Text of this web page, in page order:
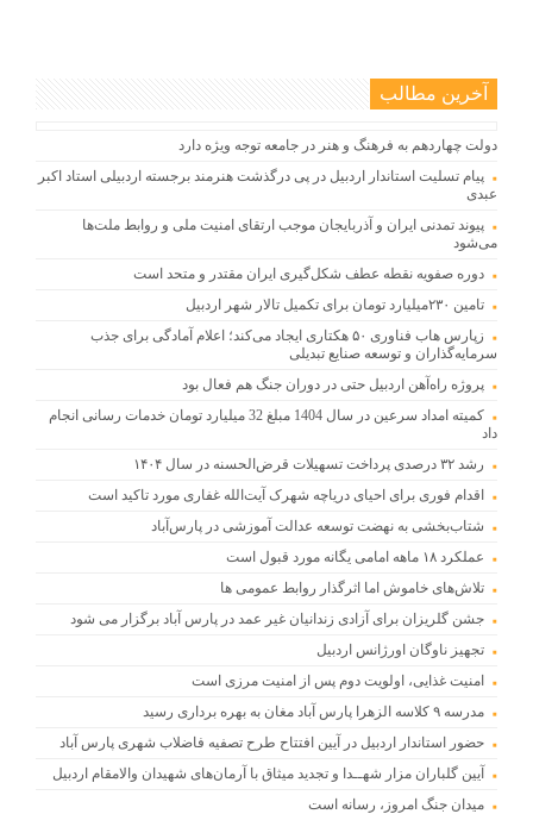
آخرین مطالب
دولت چهاردهم به فرهنگ و هنر در جامعه توجه ویژه دارد
پیام تسلیت استاندار اردبیل در پی درگذشت هنرمند برجسته اردبیلی استاد اکبر
عبدی
پیوند تمدنی ایران و آذربایجان موجب ارتقای امنیت ملی و روابط ملت‌ها
می‌شود
دوره صفویه نقطه عطف شکل‌گیری ایران مقتدر و متحد است
تامین ۲۳۰میلیارد تومان برای تکمیل تالار شهر اردبیل
زپارس هاب فناوری ۵۰ هکتاری ایجاد می‌کند؛ اعلام آمادگی برای جذب
سرمایه‌گذاران و توسعه صنایع تبدیلی
پروژه راه‌آهن اردبیل حتی در دوران جنگ هم فعال بود
کمیته امداد سرعین در سال 1404 مبلغ 32 میلیارد تومان خدمات رسانی انجام
داد
رشد ۳۲ درصدی پرداخت تسهیلات قرض‌الحسنه در سال ۱۴۰۴
اقدام فوری برای احیای دریاچه شهرک آیت‌الله غفاری مورد تاکید است
شتاب‌بخشی به نهضت توسعه عدالت آموزشی در پارس‌آباد
عملکرد ۱۸ ماهه امامی یگانه مورد قبول است
تلاش‌های خاموش اما اثرگذار روابط عمومی ها
جشن گلریزان برای آزادی زندانیان غیر عمد در پارس آباد برگزار می شود
تجهیز ناوگان اورژانس اردبیل
امنیت غذایی، اولویت دوم پس از امنیت مرزی است
مدرسه ۹ کلاسه الزهرا پارس آباد مغان به بهره برداری رسید
حضور استاندار اردبیل در آیین افتتاح طرح تصفیه فاضلاب شهری پارس آباد
آیین گلباران مزار شهــدا و تجدید میثاق با آرمان‌های شهیدان والامقام اردبیل
میدان جنگ امروز، رسانه است